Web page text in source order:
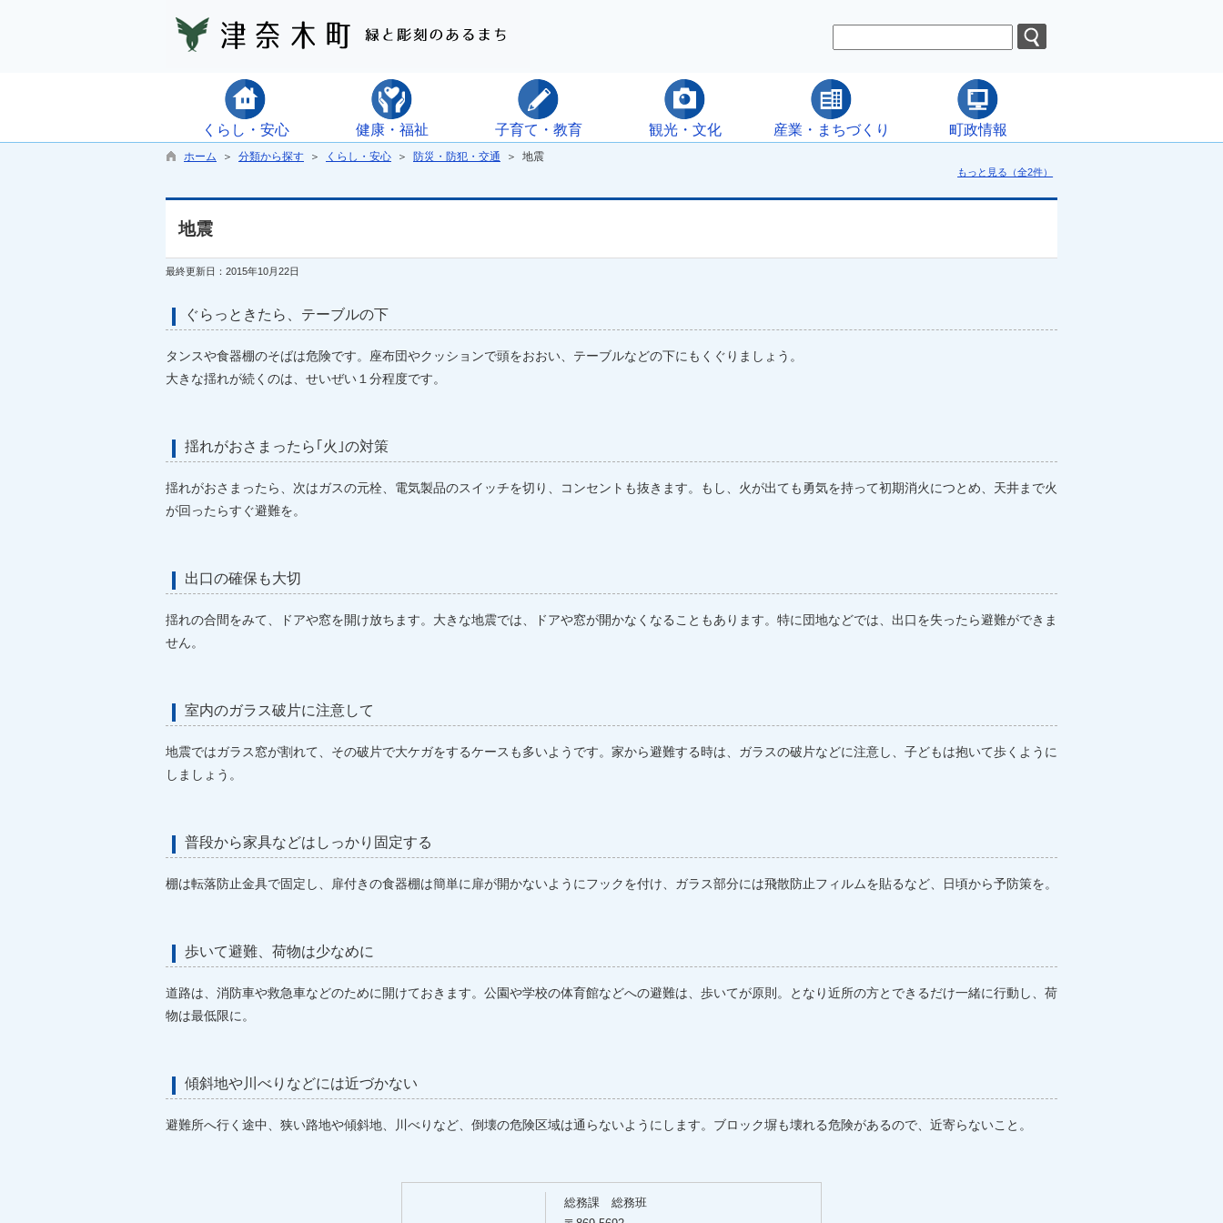
くらし・安心 健康・福祉 子育て・教育 観光・文化 産業・まちづくり 町政情報
ホーム ＞ 分類から探す ＞ くらし・安心 ＞ 防災・防犯・交通 ＞ 地震
もっと見る（全2件）
地震
最終更新日：2015年10月22日
ぐらっときたら、テーブルの下
タンスや食器棚のそばは危険です。座布団やクッションで頭をおおい、テーブルなどの下にもくぐりましょう。
大きな揺れが続くのは、せいぜい１分程度です。
揺れがおさまったら｢火｣の対策
揺れがおさまったら、次はガスの元栓、電気製品のスイッチを切り、コンセントも抜きます。もし、火が出ても勇気を持って初期消火につとめ、天井まで火
が回ったらすぐ避難を。
出口の確保も大切
揺れの合間をみて、ドアや窓を開け放ちます。大きな地震では、ドアや窓が開かなくなることもあります。特に団地などでは、出口を失ったら避難ができま
せん。
室内のガラス破片に注意して
地震ではガラス窓が割れて、その破片で大ケガをするケースも多いようです。家から避難する時は、ガラスの破片などに注意し、子どもは抱いて歩くように
しましょう。
普段から家具などはしっかり固定する
棚は転落防止金具で固定し、扉付きの食器棚は簡単に扉が開かないようにフックを付け、ガラス部分には飛散防止フィルムを貼るなど、日頃から予防策を。
歩いて避難、荷物は少なめに
道路は、消防車や救急車などのために開けておきます。公園や学校の体育館などへの避難は、歩いてが原則。となり近所の方とできるだけ一緒に行動し、荷
物は最低限に。
傾斜地や川べりなどには近づかない
避難所へ行く途中、狭い路地や傾斜地、川べりなど、倒壊の危険区域は通らないようにします。ブロック塀も壊れる危険があるので、近寄らないこと。
総務課 総務班